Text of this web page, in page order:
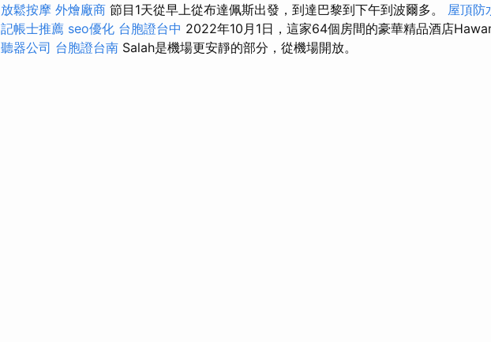
放鬆按摩 外燴廠商 節目1天從早上從布達佩斯出發，到達巴黎到下午到波爾多。 屋頂防
記帳士推薦 seo優化 台胞證台中 2022年10月1日，這家64個房間的豪華精品酒店
聽器公司 台胞證台南 Salah是機場更安靜的部分，從機場開放。